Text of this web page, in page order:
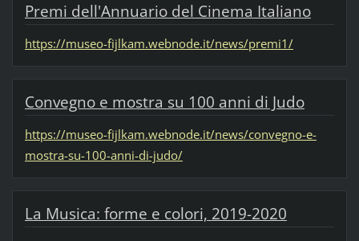
Premi dell'Annuario del Cinema Italiano
https://museo-fijlkam.webnode.it/news/premi1/
Convegno e mostra su 100 anni di Judo
https://museo-fijlkam.webnode.it/news/convegno-e-
mostra-su-100-anni-di-judo/
La Musica: forme e colori, 2019-2020